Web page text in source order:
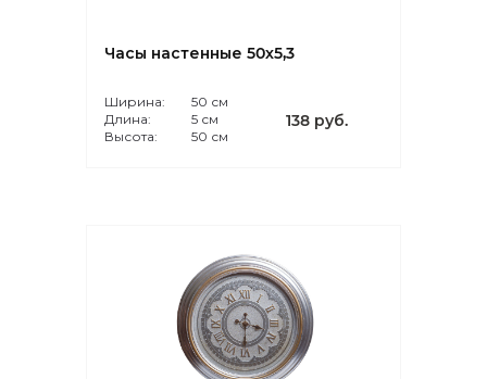
Часы настенные 50х5,3
Ширина:
50 см
Длина:
5 см
Высота:
50 см
138 руб.